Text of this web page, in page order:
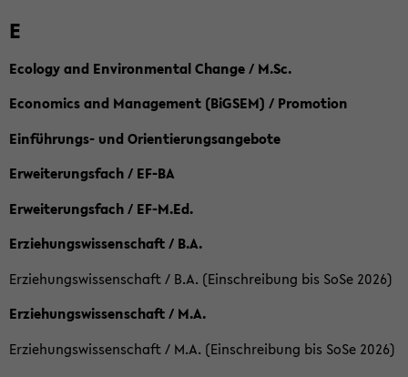
E
Ecology and Environmental Change / M.Sc.
Economics and Management (BiGSEM) / Promotion
Einführungs- und Orientierungsangebote
Erweiterungsfach / EF-BA
Erweiterungsfach / EF-M.Ed.
Erziehungswissenschaft / B.A.
Erziehungswissenschaft / B.A. (Einschreibung bis SoSe 2026)
Erziehungswissenschaft / M.A.
Erziehungswissenschaft / M.A. (Einschreibung bis SoSe 2026)